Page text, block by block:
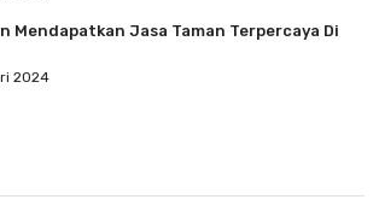
Mendapatkan Jasa Taman Terpercaya Di
2024